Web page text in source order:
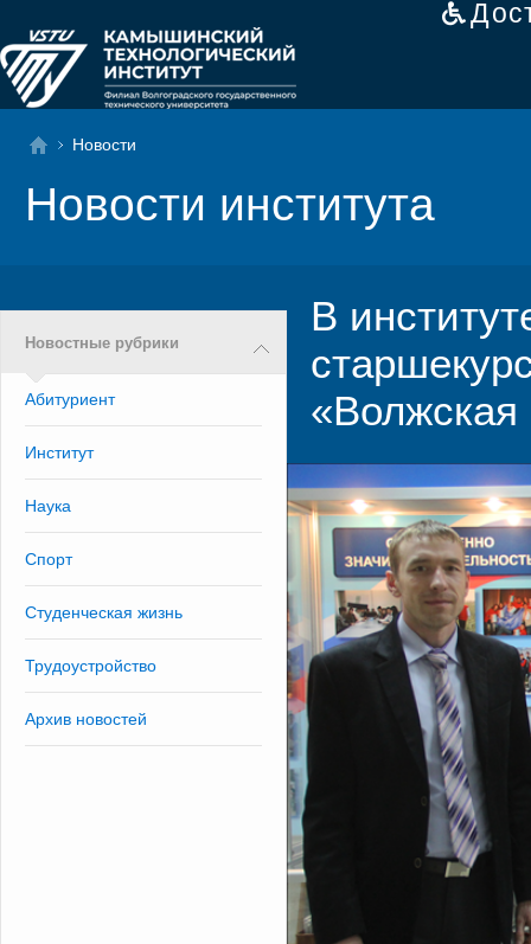
Новости
Новости института
Новостные рубрики
Абитуриент
Институт
Наука
Спорт
Студенческая жизнь
Трудоустройство
Архив новостей
В
«Волжская